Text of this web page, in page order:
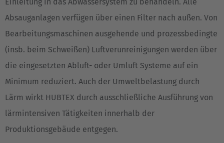
AMERICA
Absauganlagen verfügen über einen Filter nach außen. Von
Bearbeitungsmaschinen ausgehende und prozessbedingte
(insb. beim Schweißen) Luftverunreinigungen werden über
die eingesetzten Abluft- oder Umluft Systeme auf ein
Minimum reduziert. Auch der Umweltbelastung durch
Lärm wirkt HUBTEX durch ausschließliche Ausführung von
lärmintensiven Tätigkeiten innerhalb der
Produktionsgebäude entgegen.